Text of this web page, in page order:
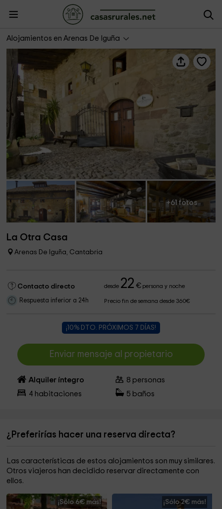
Alojamientos en Arenas De Iguña
+61 fotos
La Otra Casa
Arenas De Iguña, Cantabria
Contacto directo desde 22 €persona y noche
Respuesta inferior a 24h Precio fin de semana desde 360€
¡10% DTO. PRÓXIMOS 7 DÍAS!
Enviar mensaje al propietario
Alquiler íntegro 8 personas
4 habitaciones 5 baños
¿Preferirías hacer una reserva directa?
Las características de estos alojamientos son muy similares.
Otros viajeros han decidido reservar directamente con
ellos.
¡Sólo 6€ más! ¡Sólo 2€ más!